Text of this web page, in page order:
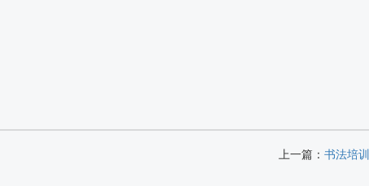
上一篇： 书法培训